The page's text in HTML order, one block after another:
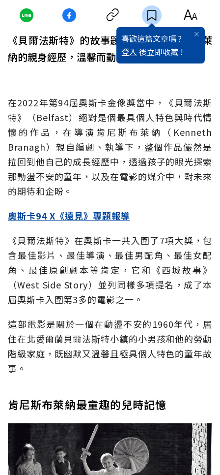
喜歡這篇文章嗎 ?
登入 後立即收藏 !
《貝爾法斯特》的故事題材來自於肯尼斯布萊
納的親身經歷，溫馨而動人。
在2022年第94屆奧斯卡金像獎當中，《貝爾法斯
特》（Belfast）絕對是個最具個人特色與時代情
懷的作品，在導演肯尼斯布萊納（Kenneth
Branagh）親自編劇、執導下，整個作品儼然是
拉回到他自己的成長經歷中，透過孩子的眼光探索
那動盪不安的童年，以及在電影的媒介中，對未來
的期待和企盼。
奧斯卡94 X《遠見》專題報導
《貝爾法斯特》在奧斯卡一共入圍了7項大獎，包
含最佳影片、最佳導演、最佳男配角、最佳女配
角、最佳原創劇本等肯定，它和《西城故事》
（West Side Story）並列同樣多項提名，成了本
屆奧斯卡入圍第3多的電影之一。
這部電影是關於一個在動盪不安的1960年代，居
住在北愛爾蘭貝爾法斯特小鎮的小男孩和他的勞動
階級家庭，既幽默又溫馨且極具個人特色的童年故
事。
肯尼斯布萊納最童趣的兒時記憶